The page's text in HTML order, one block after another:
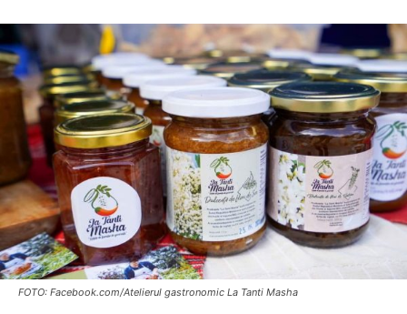
FOTO: Facebook.com/Atelierul gastronomic La Tanti Masha